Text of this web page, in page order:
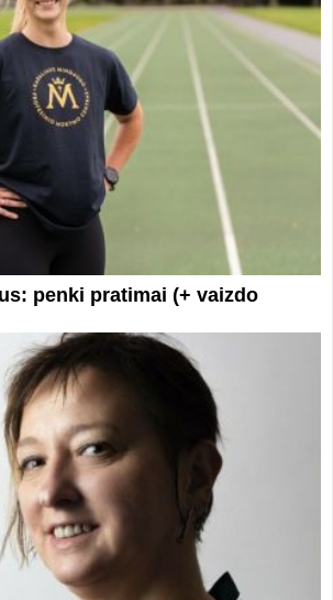
penki pratimai (+ vaizdo